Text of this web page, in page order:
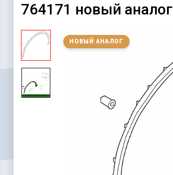
764171 новый аналог
НОВЫЙ АНАЛОГ